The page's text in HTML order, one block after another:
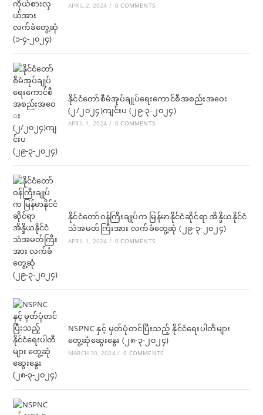
APRIL 2, 2024 / 0 COMMENTS
နိုင်ငံတော်စီမံအုပ်ချုပ်ရေးကောင်စီအစည်းအဝေး
(၂/၂၀၂၄)ကျင်းပ (၂၉-၃-၂၀၂၄)
APRIL 1, 2024 / 0 COMMENTS
နိုင်ငံတော်ဝန်ကြီးချုပ်က မြန်မာနိုင်ငံဆိုင်ရာ အိန္ဒိယနိုင်ငံ
သံအမတ်ကြီးအား လက်ခံတွေ့ဆုံ (၂၉-၃-၂၀၂၄)
APRIL 1, 2024 / 0 COMMENTS
NSPNC နှင့် မှတ်ပုံတင်ပြီးသည့် နိုင်ငံရေးပါတီများ
တွေ့ဆုံဆွေးနွေး (၂၈-၃-၂၀၂၄)
MARCH 30, 2024 / 0 COMMENTS